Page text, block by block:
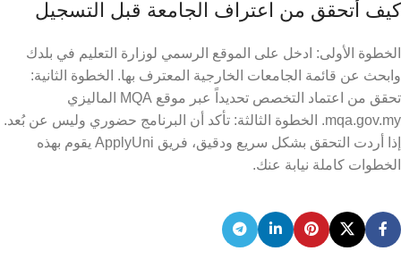
كيف أتحقق من اعتراف الجامعة قبل التسجيل
الخطوة الأولى: ادخل على الموقع الرسمي لوزارة التعليم في بلدك
وابحث عن قائمة الجامعات الخارجية المعترف بها. الخطوة الثانية:
تحقق من اعتماد التخصص تحديداً عبر موقع MQA الماليزي
mqa.gov.my. الخطوة الثالثة: تأكد أن البرنامج حضوري وليس عن بُعد.
إذا أردت التحقق بشكل سريع ودقيق، فريق ApplyUni يقوم بهذه
الخطوات كاملة نيابة عنك.